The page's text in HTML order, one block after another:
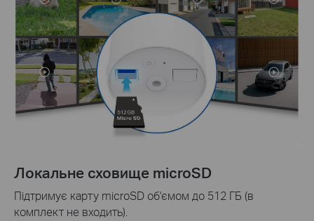
Хмарний сервіс Tapo Care
Отримуйте розширені сповіщення зі знімками,
зашифрованим захистом, резервними копіями даних і